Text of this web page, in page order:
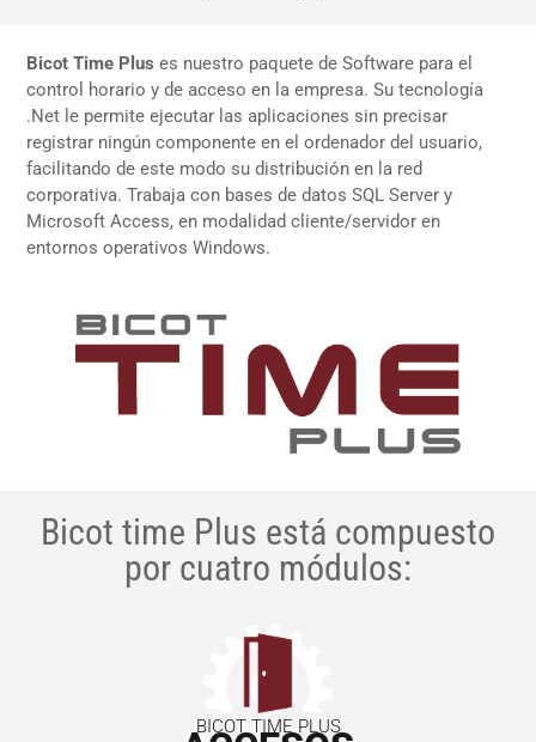
Bicot Time Plus es nuestro paquete de Software para el
control horario y de acceso en la empresa. Su tecnología
.Net le permite ejecutar las aplicaciones sin precisar
registrar ningún componente en el ordenador del usuario,
facilitando de este modo su distribución en la red
corporativa. Trabaja con bases de datos SQL Server y
Microsoft Access, en modalidad cliente/servidor en
entornos operativos Windows.
Bicot time Plus está compuesto
por cuatro módulos:
BICOT TIME PLUS